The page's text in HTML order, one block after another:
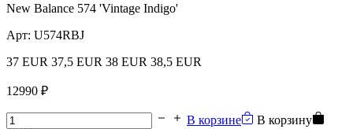
New Balance 574 'Vintage Indigo'
Арт: U574RBJ
37 EUR 37,5 EUR 38 EUR 38,5 EUR
12990 ₽
В корзине В корзину